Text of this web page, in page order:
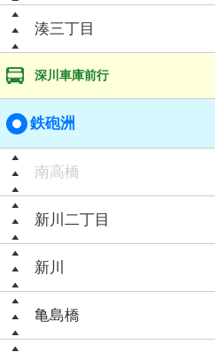
湊三丁目
深川車庫前行
鉄砲洲
南高橋
新川二丁目
新川
亀島橋